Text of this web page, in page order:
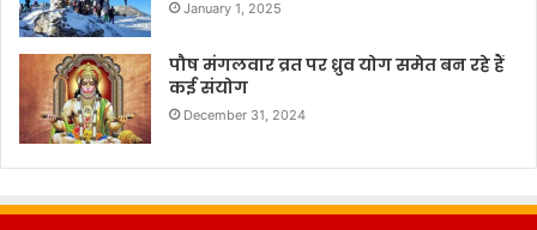
January 1, 2025
पौष मंगलवार व्रत पर ध्रुव योग समेत बन रहे हैं
कई संयोग
December 31, 2024